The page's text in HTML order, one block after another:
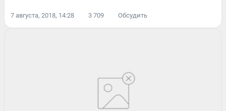
7 августа, 2018, 14:28 3 709 Обсудить